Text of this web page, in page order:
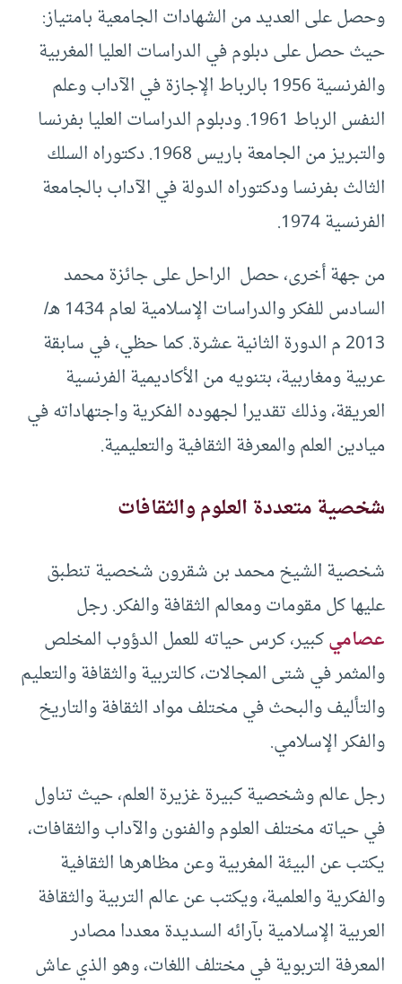
وحصل على العديد من الشهادات الجامعية بامتياز:
حيث حصل على دبلوم في الدراسات العليا المغربية
والفرنسية 1956 بالرباط الإجازة في الآداب وعلم
النفس الرباط 1961. ودبلوم الدراسات العليا بفرنسا
والتبريز من الجامعة باريس 1968. دكتوراه السلك
الثالث بفرنسا ودكتوراه الدولة في الآداب بالجامعة
الفرنسية 1974.
من جهة أخرى، حصل الراحل على جائزة محمد
السادس للفكر والدراسات الإسلامية لعام 1434 هـ/
2013 م الدورة الثانية عشرة. كما حظي، في سابقة
عربية ومغاربية، بتنويه من الأكاديمية الفرنسية
العريقة، وذلك تقديرا لجهوده الفكرية واجتهاداته في
ميادين العلم والمعرفة الثقافية والتعليمية.
شخصية متعددة العلوم والثقافات
شخصية الشيخ محمد بن شقرون شخصية تنطبق
عليها كل مقومات ومعالم الثقافة والفكر. رجل
عصاميكبير، كرس حياته للعمل الدؤوب المخلص
والمثمر في شتى المجالات، كالتربية والثقافة والتعليم
والتأليف والبحث في مختلف مواد الثقافة والتاريخ
والفكر الإسلامي.
رجل عالم وشخصية كبيرة غزيرة العلم، حيث تناول
في حياته مختلف العلوم والفنون والآداب والثقافات،
يكتب عن البيئة المغربية وعن مظاهرها الثقافية
والفكرية والعلمية، ويكتب عن عالم التربية والثقافة
العربية الإسلامية بآرائه السديدة معددا مصادر
المعرفة التربوية في مختلف اللغات، وهو الذي عاش